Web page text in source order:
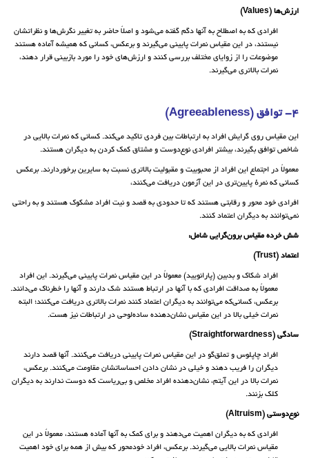
ارزش‌ها (Values)
افرادی که به اصطلاح به آنها دگم گفته می‌شود و اصلاً حاضر به تغییر نگرش‌ها و نظراتشان
نیستند، در این مقیاس نمرات پایینی می‌گیرند و برعکس، کسانی که همیشه آماده هستند
موضوعات را از زوایای مختلف بررسی کنند و ارزش‌های خود را مورد بازبینی قرار دهند،
نمرات بالاتری می‌گیرند.
4- توافق (Agreeableness)
این مقیاس روی گرایش افراد به ارتباطات بین فردی تاکید می‌کند. کسانی که نمرات بالایی در
شاخص توافق بگیرند، بیشتر افرادی نوع‌دوست و مشتاق کمک کردن به دیگران هستند.
معمولاً در اجتماع این افراد از محبوبیت و مقبولیت بالاتری نسبت به سایرین برخوردارند. برعکس
کسانی که نمرهٔ پایین‌تری در این آزمون دریافت می‌کنند،
افرادی خود محور و رقابتی هستند که تا حدودی به قصد و نیت افراد مشکوک هستند و به راحتی
نمی‌توانند به دیگران اعتماد کنند.
شش خرده مقیاس برون‌گرایی شامل:
اعتماد (Trust)
افراد شکاک و بدبین (پارانویید) معمولاً در این مقیاس نمرات پایینی می‌گیرند. این افراد
معمولاً به صداقت افرادی که با آنها در ارتباط هستند شک دارند و آنها را خطرناک می‌دانند.
برعکس، کسانی‌که می‌توانند به دیگران اعتماد کنند نمرات بالاتری دریافت می‌کنند؛ البته
نمرات خیلی بالا در این مقیاس نشان‌دهنده ساده‌لوحی در ارتباطات نیز هست.
سادگی (Straightforwardness)
افراد چاپلوس و تملق‌گو در این مقیاس نمرات پایینی دریافت می‌کنند. آنها قصد دارند
دیگران را فریب دهند و خیلی در نشان دادن احساساتشان مقاومت می‌کنند. برعکس،
نمرات بالا در این آیتم، نشان‌دهنده افراد مخلص و بی‌ریاست که دوست ندارند به دیگران
کلک بزنند.
نوع‌دوستی (Altruism)
افرادی که به دیگران اهمیت می‌دهند و برای کمک به آنها آماده هستند، معمولاً در این
مقیاس نمرات بالایی می‌گیرند. برعکس، افراد خودمحور که بیش از همه برای خود اهمیت